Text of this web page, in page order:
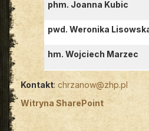
phm. Joanna Kubic
pwd. Weronika
hm. Wojciech Marzec
Kontakt: chrzanow@zhp.pl
Witryna SharePoint